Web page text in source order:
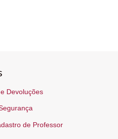
Devoluções
de Professor